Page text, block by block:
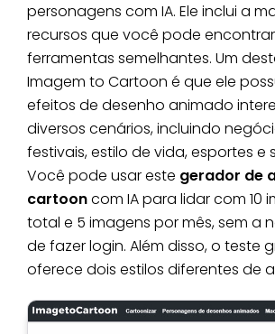
personagens com IA. Ele inclui a
recursos que você pode
ferramentas semelhantes. Um
Imagem to Cartoon é que ele
efeitos de desenho animado
diversos cenários, incluindo
festivais, estilo de vida, esportes e
Você pode usar este gerador de
cartooncom IA para lidar com 10
total e 5 imagens por mês, sem a
de fazer login. Além disso, o teste
oferece dois estilos diferentes de